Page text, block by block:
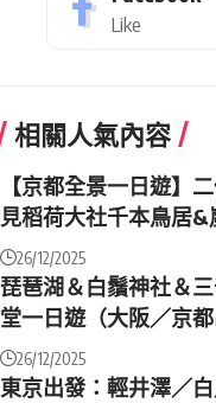
Like
相關人氣內容
【京都全景一日遊】
見稻荷大社千本鳥居
森林&竹林小徑（大阪
26/12/2025
琵琶湖＆白鬚神社＆
堂一日遊（大阪／京都
26/12/2025
東京出發：輕井澤／